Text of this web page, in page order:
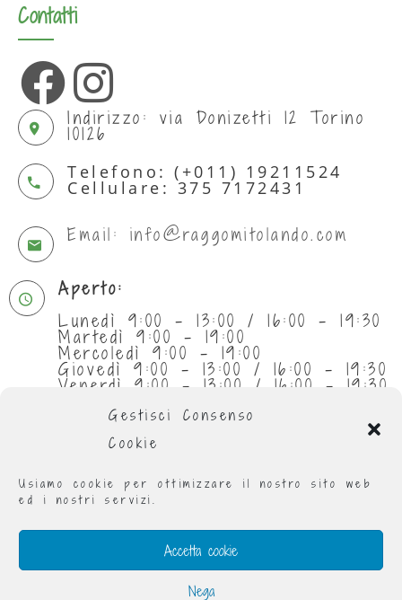
Gestisci Consenso
Cookie
Usiamo cookie per ottimizzare il nostro sito web
ed i nostri servizi.
Accetta cookie
Nega
Contatti
Indirizzo: via Donizetti 12 Torino
10126
Telefono: (+011) 19211524
Cellulare: 375 7172431
Email: info@raggomitolando.com
Aperto:
Lunedì 9:00 - 13:00 / 16:00 - 19:30
Martedì 9:00 - 19:00
Mercoledì 9:00 - 19:00
Giovedì 9:00 - 13:00 / 16:00 - 19:30
Venerdì 9:00 - 13:00 / 16:00 - 19:30